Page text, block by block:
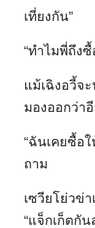
เที่ยงกัน”
“ทำไมพี่ถึง
แม้เฉิงอวี้จ
มองออกว่า
“ฉันเคยซื้อ
ถาม
เซวียโย่วข่
“แจ็กเก็ตกั